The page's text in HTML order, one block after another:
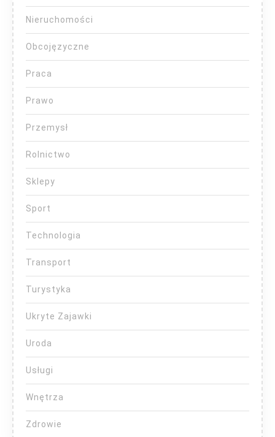
Nieruchomości
Obcojęzyczne
Praca
Prawo
Przemysł
Rolnictwo
Sklepy
Sport
Technologia
Transport
Turystyka
Ukryte Zajawki
Uroda
Usługi
Wnętrza
Zdrowie